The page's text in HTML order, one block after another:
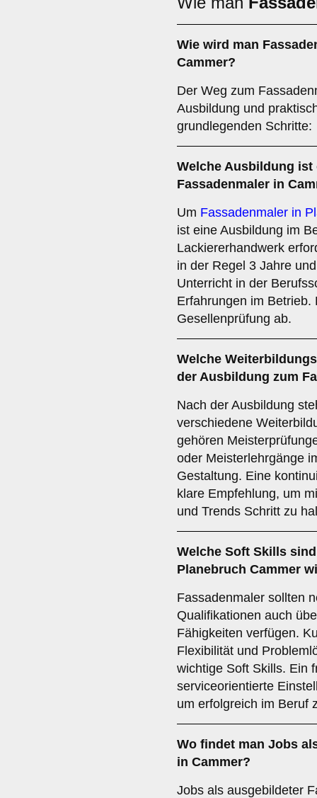
Wie wird man
Cammer?
Der Weg zum
Ausbildung und
grundlegenden Schritte:
Welche Ausbildung ist
Fassadenmaler in
Um Fassadenmaler in
ist eine Ausbildung im
Lackiererhandwerk
in der Regel 3 Jahre
Unterricht in der
Erfahrungen im
Gesellenprüfung ab.
Welche
der Ausbildung zum
Nach der Ausbildung
verschiedene
gehören
oder Meisterlehrgänge
Gestaltung. Eine
klare Empfehlung, um
und Trends Schritt zu
Welche Soft Skills
Planebruch Cammer
Fassadenmaler sollten
Qualifikationen auch
Fähigkeiten verfügen.
Flexibilität und
wichtige Soft Skills. Ein
serviceorientierte
um erfolgreich im Beruf
Wo findet man Jobs
in Cammer?
Jobs als ausgebildeter